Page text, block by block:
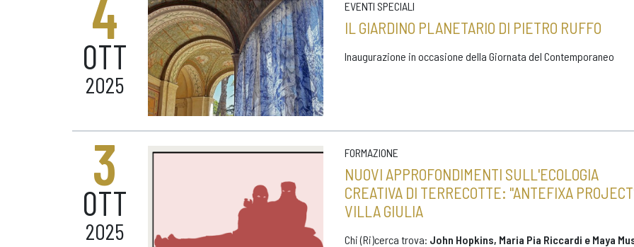
4
OTT
2025
EVENTI SPECIALI
IL GIARDINO PLANETARIO DI PIETRO RUFFO
Inaugurazione in occasione della Giornata del Contemporaneo
3
OTT
2025
FORMAZIONE
NUOVI APPROFONDIMENTI SULL'ECOLOGIA
CREATIVA DI TERRECOTTE: "ANTEFIXA
VILLA GIULIA
Chi (Ri)cerca trova: John Hopkins, Maria Pia Riccardi e Maya